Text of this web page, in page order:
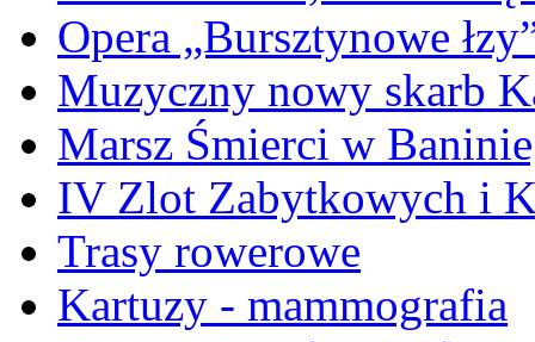
Opera „Bursztynowe
Muzyczny nowy skarb
Marsz Śmierci w
IV Zlot Zabytkowych i
Trasy rowerowe
Kartuzy - mammografia